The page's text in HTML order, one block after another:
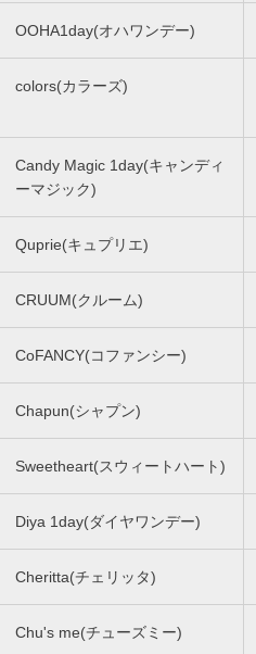
OOHA1day(オハワンデー)
colors(カラーズ)
Candy Magic 1day(キャンディ
ーマジック)
Quprie(キュプリエ)
CRUUM(クルーム)
CoFANCY(コファンシー)
Chapun(シャプン)
Sweetheart(スウィートハート)
Diya 1day(ダイヤワンデー)
Cheritta(チェリッタ)
Chu's me(チューズミー)